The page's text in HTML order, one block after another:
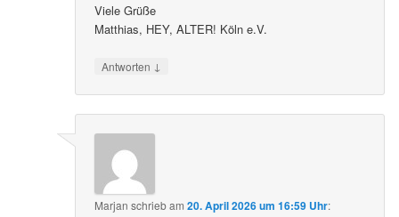
Viele Grüße
Matthias, HEY, ALTER! Köln e.V.
Antworten ↓
Marjan schriebam20. April 2026 um 16:59 Uhr: